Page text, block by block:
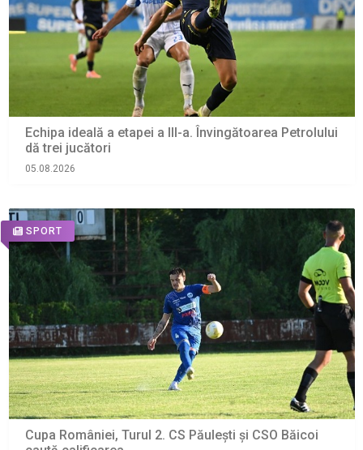
Echipa ideală a etapei a III-a. Învingătoarea Petrolului
dă trei jucători
05.08.2026
SPORT
Cupa României, Turul 2. CS Păulești și CSO Băicoi